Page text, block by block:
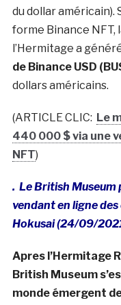
du dollar américain).
forme Binance NFT,
l’Hermitage a
de Binance USD
dollars américains.
(ARTICLE CLIC: Le
440 000 $ via une
NFT)
. Le British Museum
vendant en ligne
Hokusai (24/09/
Apres l’Hermitage
British Museum
monde émergent